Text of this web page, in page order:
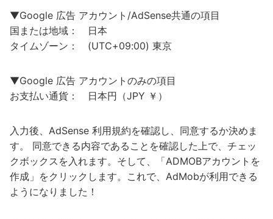
▼Google 広告 アカウント/AdSense共通の項目
国または地域： 日本
タイムゾーン： (UTC+09:00) 東京
▼Google 広告 アカウントのみの項目
お支払い通貨： 日本円（JPY ￥）
入力後、AdSense 利用規約を確認し、同意するか決めま
す。 同意できる内容であることを確認した上で、チェッ
クボックスを入れます。そして、「ADMOBアカウントを
作成」をクリックします。これで、AdMobが利用できる
ようになりました！